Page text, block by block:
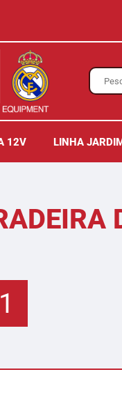
12V LINHA